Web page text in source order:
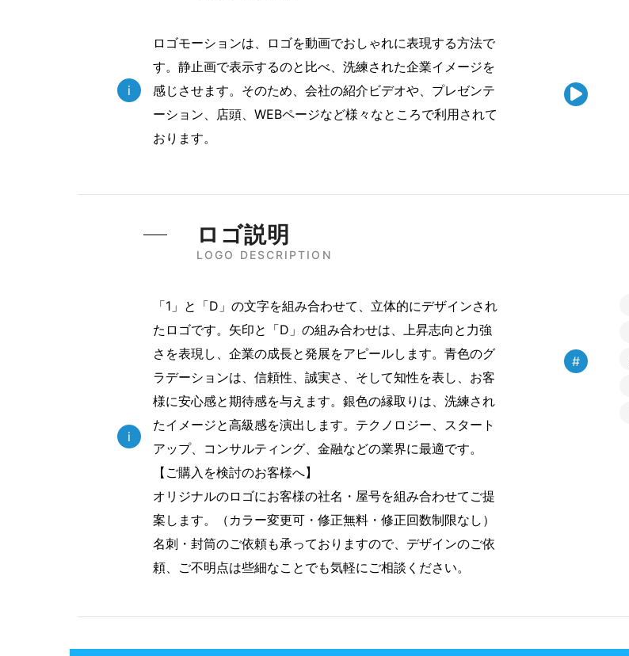
i
ロゴモーションは、ロゴを動画でおしゃれに表現する方法で
す。静止画で表示するのと比べ、洗練された企業イメージを
感じさせます。そのため、会社の紹介ビデオや、プレゼンテ
ーション、店頭、WEBページなど様々なところで利用されて
おります。

LOGO DESCRIPTION
ロゴ説明
i
「1」と「D」の文字を組み合わせて、立体的にデザインされ
たロゴです。矢印と「D」の組み合わせは、上昇志向と力強
さを表現し、企業の成長と発展をアピールします。青色のグ
ラデーションは、信頼性、誠実さ、そして知性を表し、お客
様に安心感と期待感を与えます。銀色の縁取りは、洗練され
たイメージと高級感を演出します。テクノロジー、スタート
アップ、コンサルティング、金融などの業界に最適です。
【ご購入を検討のお客様へ】
オリジナルのロゴにお客様の社名・屋号を組み合わせてご提
案します。（カラー変更可・修正無料・修正回数制限なし）
名刺・封筒のご依頼も承っておりますので、デザインのご依
頼、ご不明点は些細なことでも気軽にご相談ください。
#